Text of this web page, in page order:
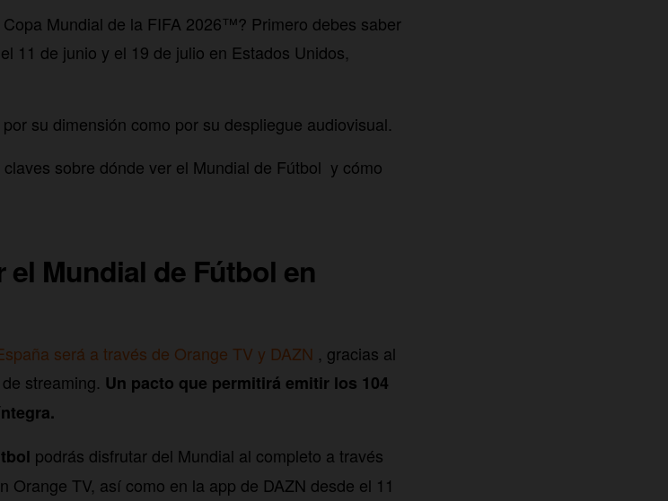
Mundial de la FIFA 2026™? Primero debes saber
11 de junio y el 19 de julio en Estados Unidos,
su dimensión como por su despliegue audiovisual.
sobre dónde ver el Mundial de Fútbol y cómo
Mundial de Fútbol en
será a través de Orange TV y DAZN , gracias al
streaming. Un pacto que permitirá emitir los 104
podrás disfrutar del Mundial al completo a través
Orange TV, así como en la app de DAZN desde el 11